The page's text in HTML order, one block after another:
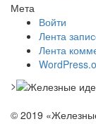
Мета
Войти
Лента
Лента
>
© 2019